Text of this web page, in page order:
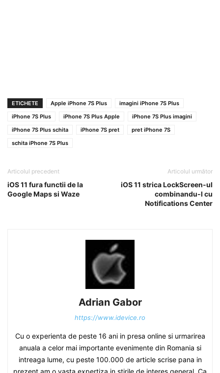
ETICHETE Apple iPhone 7S Plus
imagini iPhone 7S Plus
iPhone 7S Plus
iPhone 7S Plus Apple
iPhone 7S Plus imagini
iPhone 7S Plus schita
iPhone 7S pret
pret iPhone 7S
schita iPhone 7S Plus
Articolul precedent
iOS 11 fura functii de la
Google Maps si Waze
Articolul următor
iOS 11 strica LockScreen-ul
combinandu-l cu
Notifications Center
Adrian Gabor
https://www.idevice.ro
Cu o experienta de peste 16 ani in presa online si urmarirea
anuala a celor mai importante evenimente din Romania si
intreaga lume, cu peste 100.000 de article scrise pana in
prezent am o vasta expertiza in stirile de interes general. Ca